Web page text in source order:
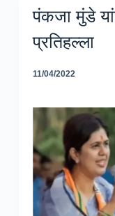
पंकजा मुंडे
प्रतिहल्ला
11/04/2022